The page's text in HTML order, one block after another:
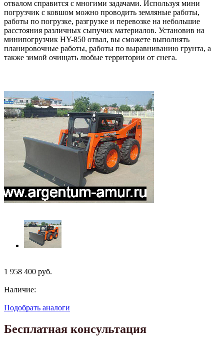
отвалом справится с многими задачами. Используя мини
погрузчик с ковшом можно проводить земляные работы,
работы по погрузке, разгрузке и перевозке на небольшие
расстояния различных сыпучих материалов. Установив на
минипогрузчик HY-850 отвал, вы сможете выполнять
планировочные работы, работы по выравниванию грунта, а
также зимой очищать любые территории от снега.
1 958 400 руб.
Наличие:
Подобрать аналоги
Бесплатная консультация